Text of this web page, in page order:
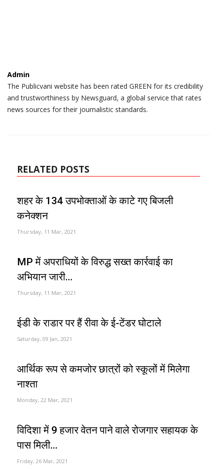
Admin
The Publicvani website has been rated GREEN for its credibility
and trustworthiness by Newsguard, a global service that rates
news sources for their journalistic standards.
RELATED POSTS
शहर के 134 उपभोक्ताओं के काटे गए बिजली
कनेक्शन
Thursday, 11 Mar, 2021
MP में अपराधियों के विरुद्ध सख्त कार्रवाई का
अभियान जारी...
Thursday, 11 Mar, 2021
ईडी के राडार पर हैं रीवा के ई-टेंडर घोटाले
Saturday, 09 Jan, 2021
आर्थिक रूप से कमजोर छात्रों को स्कूलों में मिलेगा
नाश्ता
Monday, 22 Mar, 2021
विदिशा में 9 हजार वेतन पाने वाले रोजगार सहायक के
पास मिली...
Friday, 26 Mar, 2021